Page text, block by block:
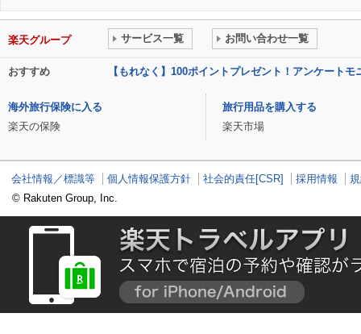
楽天グループ サービス一覧 お問い合わせ一覧
おすすめ 【もれなく】100ポイントプレゼント！アンケート
海外旅行保険に入る
楽天の保険
旅行用品を購入する
楽天市場
会社情報／標識等 個人情報保護方針 社会的責任[CSR] 採用情報
© Rakuten Group, Inc.